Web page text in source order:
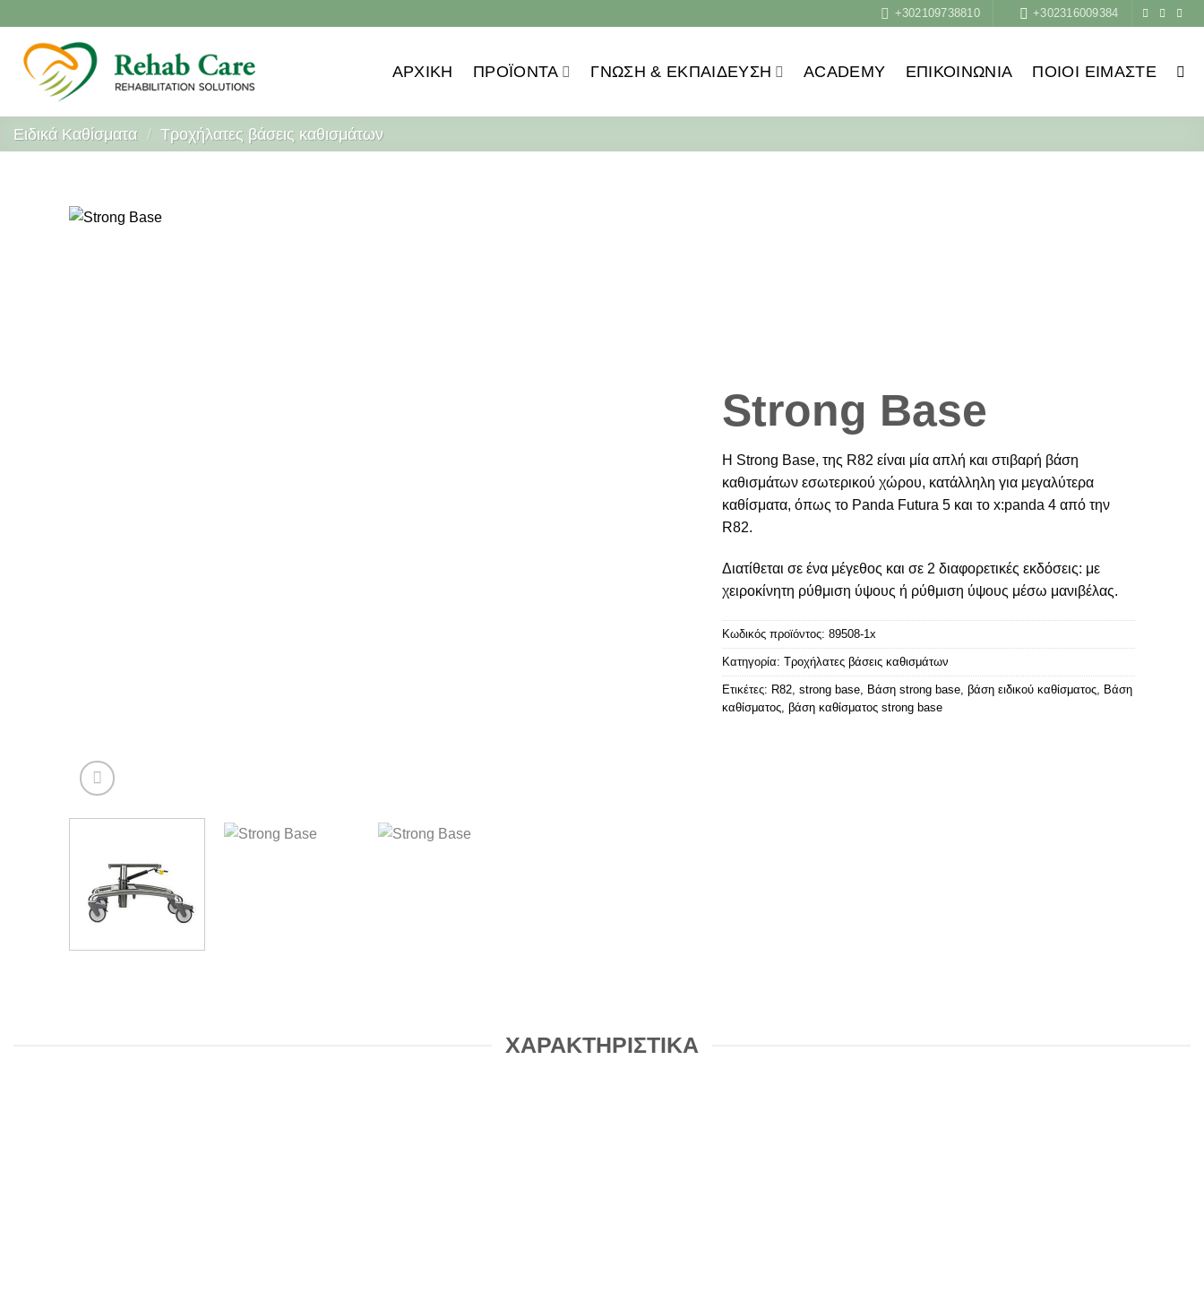
περιεχόμενο
+302109738810 +302316009384
ΑΡΧΙΚΗ ΠΡΟΪOΝΤΑ ΓΝΏΣΗ & ΕΚΠΑΊΔΕΥΣΗ ACADEMY ΕΠΙΚΟΙΝΩΝΙΑ ΠΟΙΟΙ ΕΊΜΑΣΤΕ
Ειδικά Καθίσματα / Τροχήλατες βάσεις καθισμάτων
Strong Base
Η Strong Base, της R82 είναι μία απλή και στιβαρή βάση
καθισμάτων εσωτερικού χώρου, κατάλληλη για μεγαλύτερα
καθίσματα, όπως το Panda Futura 5 και το x:panda 4 από την
R82.
Διατίθεται σε ένα μέγεθος και σε 2 διαφορετικές εκδόσεις: με
χειροκίνητη ρύθμιση ύψους ή ρύθμιση ύψους μέσω μανιβέλας.
Κωδικός προϊόντος:89508-1x
Κατηγορία:Τροχήλατες βάσεις καθισμάτων
Ετικέτες: R82,strong base, Βάση strong base,βάση ειδικού καθίσματος, Βάση
καθίσματος,βάση καθίσματος strong base
ΧΑΡΑΚΤΗΡΙΣΤΙΚΑ